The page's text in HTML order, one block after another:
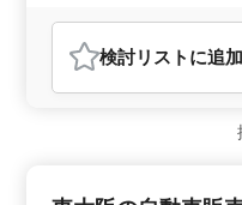
自
おすすめポイント
＜経験者歓迎＞ 自動車
す。中高年の方も活躍
です。小型車や国産車
検討リスト に追加